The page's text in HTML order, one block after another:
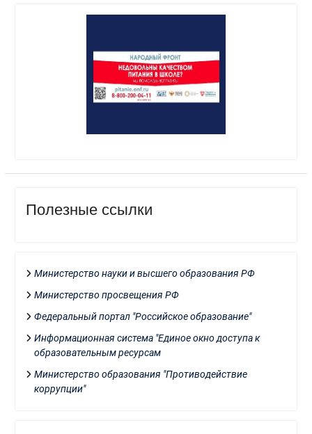
Полезные ссылки
Министерство науки и высшего образования РФ
Министерство просвещения РФ
Федеральный портал "Российское образование"
Информационная система "Единое окно доступа к
образовательным ресурсам
Министерство образования "Противодействие
коррупции"